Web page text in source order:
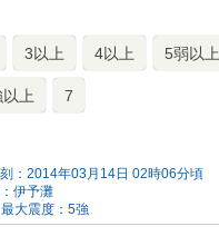
3以上 4以上 5弱以上
上 7
：2014年03月14日 02時06分頃
伊予灘
最大震度：5強